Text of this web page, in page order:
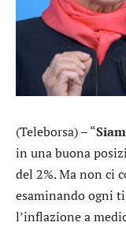
(Teleborsa) – “
in una buona
del 2%. Ma non ci
esaminando ogni
l’inflazione a